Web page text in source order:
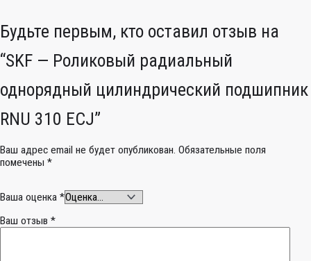
Будьте первым, кто оставил отзыв на
“SKF — Роликовый радиальный
однорядный цилиндрический подшипник
RNU 310 ECJ”
Ваш адрес email не будет опубликован. Обязательные поля
помечены *
Ваша оценка *
Ваш отзыв *